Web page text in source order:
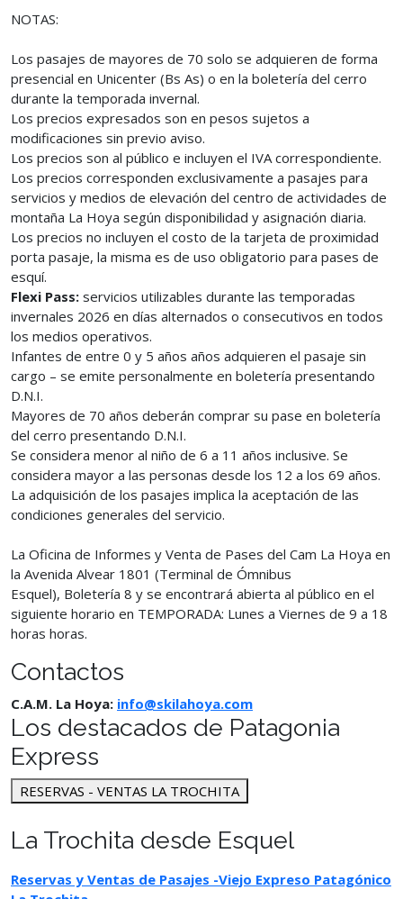
NOTAS:
Los pasajes de mayores de 70 solo se adquieren de forma
presencial en Unicenter (Bs As) o en la boletería del cerro
durante la temporada invernal.
Los precios expresados son en pesos sujetos a
modificaciones sin previo aviso.
Los precios son al público e incluyen el IVA correspondiente.
Los precios corresponden exclusivamente a pasajes para
servicios y medios de elevación del centro de actividades de
montaña La Hoya según disponibilidad y asignación diaria.
Los precios no incluyen el costo de la tarjeta de proximidad
porta pasaje, la misma es de uso obligatorio para pases de
esquí.
Flexi Pass: servicios utilizables durante las temporadas
invernales 2026 en días alternados o consecutivos en todos
los medios operativos.
Infantes de entre 0 y 5 años años adquieren el pasaje sin
cargo – se emite personalmente en boletería presentando
D.N.I.
Mayores de 70 años deberán comprar su pase en boletería
del cerro presentando D.N.I.
Se considera menor al niño de 6 a 11 años inclusive. Se
considera mayor a las personas desde los 12 a los 69 años.
La adquisición de los pasajes implica la aceptación de las
condiciones generales del servicio.
La Oficina de Informes y Venta de Pases del Cam La Hoya en
la Avenida Alvear 1801 (Terminal de Ómnibus
Esquel), Boletería 8 y se encontrará abierta al público en el
siguiente horario en TEMPORADA: Lunes a Viernes de 9 a 18
horas horas.
Contactos
C.A.M. La Hoya: info@skilahoya.com
Los destacados de Patagonia
Express
RESERVAS - VENTAS LA TROCHITA
La Trochita desde Esquel
Reservas y Ventas de Pasajes -Viejo Expreso Patagónico